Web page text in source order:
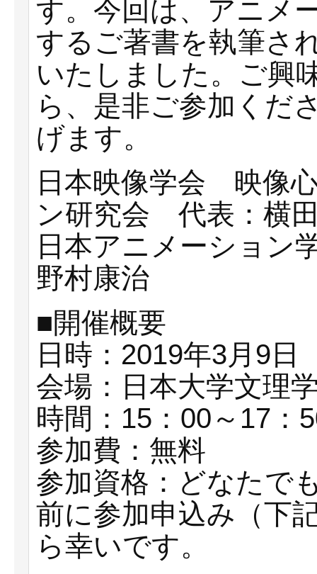
す。今回は、アニメ
するご著書を執筆さ
いたしました。ご興
ら、是非ご参加くだ
げます。
日本映像学会 映像
ン研究会 代表：横
日本アニメーショ
野村康治
■開催概要
日時：2019年3月9日
会場：日本大学文理
時間：15：00～17：
参加費：無料
参加資格：どなたで
前に参加申込み（下
ら幸いです。